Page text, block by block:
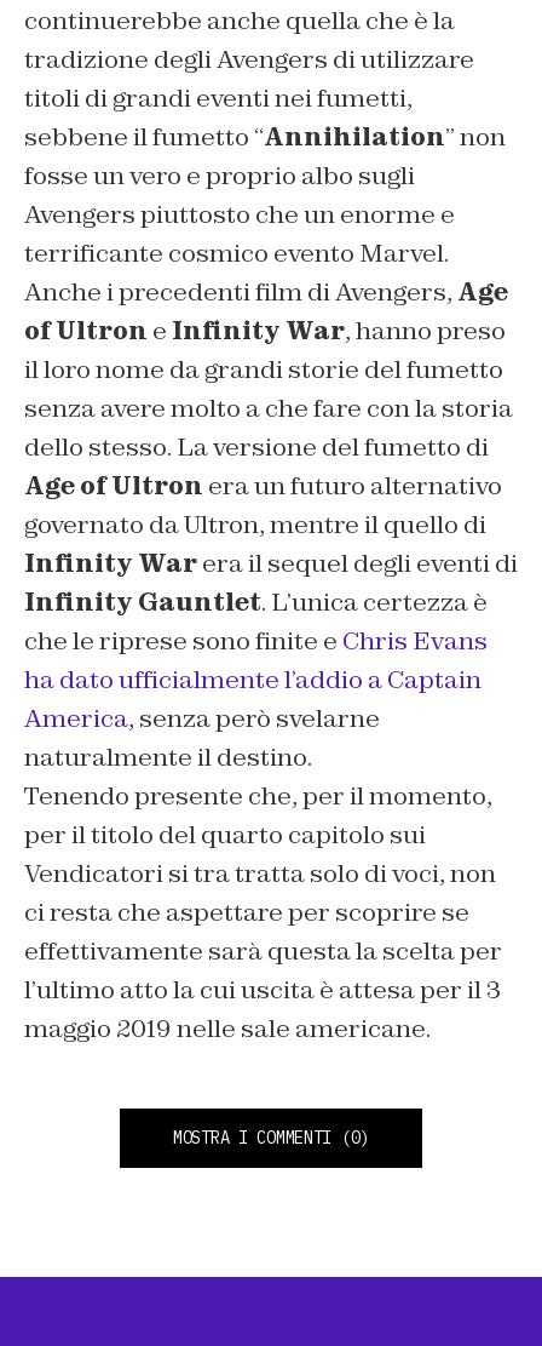
continuerebbe anche quella che è la
tradizione degli Avengers di utilizzare
titoli di grandi eventi nei fumetti,
sebbene il fumetto “Annihilation” non
fosse un vero e proprio albo sugli
Avengers piuttosto che un enorme e
terrificante cosmico evento Marvel.
Anche i precedenti film di Avengers, Age
of Ultron e Infinity War, hanno preso
il loro nome da grandi storie del fumetto
senza avere molto a che fare con la storia
dello stesso. La versione del fumetto di
Age of Ultron era un futuro alternativo
governato da Ultron, mentre il quello di
Infinity Warera il sequel degli eventi di
Infinity Gauntlet. L’unica certezza è
che le riprese sono finite e Chris Evans
ha dato ufficialmente l’addio a Captain
America, senza però svelarne
naturalmente il destino.
Tenendo presente che, per il momento,
per il titolo del quarto capitolo sui
Vendicatori si tra tratta solo di voci, non
ci resta che aspettare per scoprire se
effettivamente sarà questa la scelta per
l’ultimo atto la cui uscita è attesa per il 3
maggio 2019 nelle sale americane.
MOSTRA I COMMENTI (0)